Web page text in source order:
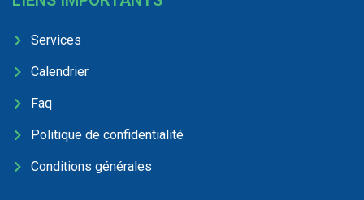
Services
Calendrier
Faq
Politique de confidentialité
Conditions générales